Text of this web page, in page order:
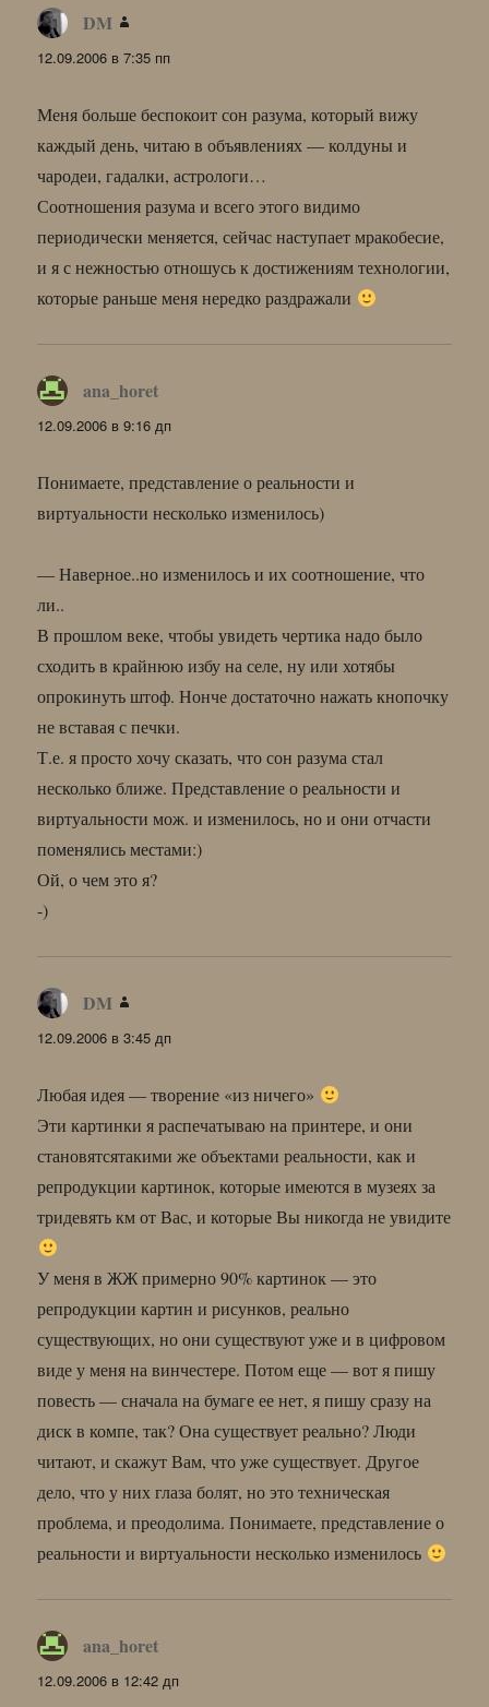
DM
12.09.2006 в 7:35 пп
Меня больше беспокоит сон разума, который вижу
каждый день, читаю в объявлениях — колдуны и
чародеи, гадалки, астрологи…
Соотношения разума и всего этого видимо
периодически меняется, сейчас наступает мракобесие,
и я с нежностью отношусь к достижениям технологии,
которые раньше меня нередко раздражали
ana_horet
12.09.2006 в 9:16 дп
Понимаете, представление о реальности и
виртуальности несколько изменилось)
— Наверное..но изменилось и их соотношение, что
ли..
В прошлом веке, чтобы увидеть чертика надо было
сходить в крайнюю избу на селе, ну или хотябы
опрокинуть штоф. Нонче достаточно нажать кнопочку
не вставая с печки.
Т.е. я просто хочу сказать, что сон разума стал
несколько ближе. Представление о реальности и
виртуальности мож. и изменилось, но и они отчасти
поменялись местами:)
Ой, о чем это я?
-)
DM
12.09.2006 в 3:45 дп
Любая идея — творение «из ничего»
Эти картинки я распечатываю на принтере, и они
становятсятакими же объектами реальности, как и
репродукции картинок, которые имеются в музеях за
тридевять км от Вас, и которые Вы никогда не увидите
У меня в ЖЖ примерно 90% картинок — это
репродукции картин и рисунков, реально
существующих, но они существуют уже и в цифровом
виде у меня на винчестере. Потом еще — вот я пишу
повесть — сначала на бумаге ее нет, я пишу сразу на
диск в компе, так? Она существует реально? Люди
читают, и скажут Вам, что уже существует. Другое
дело, что у них глаза болят, но это техническая
проблема, и преодолима. Понимаете, представление о
реальности и виртуальности несколько изменилось
ana_horet
12.09.2006 в 12:42 дп